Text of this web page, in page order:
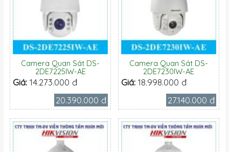
Camera Quan Sát DS-
2DE7225IW-AE
Giá: 14.273.000 đ
20.390.000 đ
Camera Quan Sát DS-
2DE7230IW-AE
Giá: 18.998.000 đ
27.140.000 đ